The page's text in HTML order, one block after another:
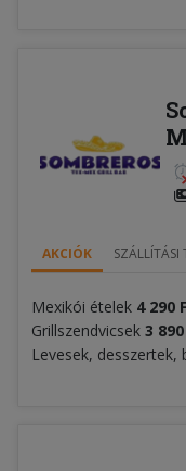
AKCIÓK SZÁLLÍTÁSI
Mexikói ételek 4 290
Grillszendvicsek 3
Levesek, desszertek,